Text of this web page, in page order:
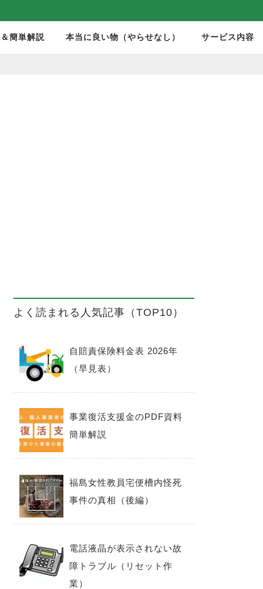
簡単解説 本当に良い物（やらせなし） サービス内容
よく読まれる人気記事（TOP10）
自賠責保険料金表 2026年
（早見表）
事業復活支援金のPDF資料
簡単解説
福島女性教員宅便槽内怪死
事件の真相（後編）
電話液晶が表示されない故
障トラブル（リセット作
業）